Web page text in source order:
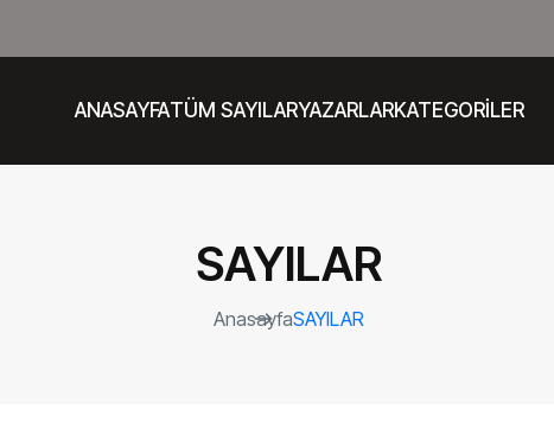
ANASAYFATÜM SAYILARYAZARLARKATEGORİLER
SAYILAR
AnasayfaSAYILAR